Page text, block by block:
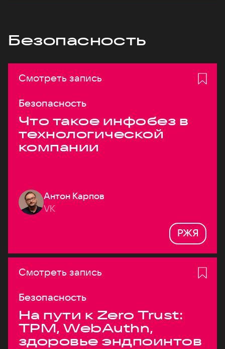
Безопасность
Смотреть запись
Безопасность
Что такое инфобез в
технологической
компании
Антон Карпов
VK
РЖЯ
Смотреть запись
Безопасность
На пути к Zero Trust:
TPM, WebAuthn,
здоровье эндпоинтов